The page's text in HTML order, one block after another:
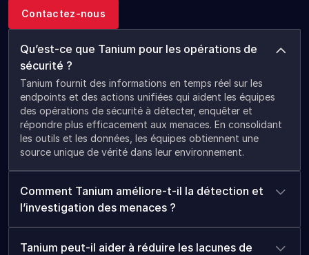
Contactez-nous
Qu’est-ce que Tanium pour les opérations de
sécurité ?
Tanium fournit des informations en temps réel sur les
endpoints et des actions unifiées qui aident les équipes
des opérations de sécurité à détecter, enquêter et
répondre plus efficacement aux menaces. En consolidant
les outils et les données, les équipes obtiennent une
source unique de vérité dans leur environnement.
Comment Tanium améliore-t-il la détection et
l’investigation des menaces ?
Tanium peut-il aider à réduire les lacunes de